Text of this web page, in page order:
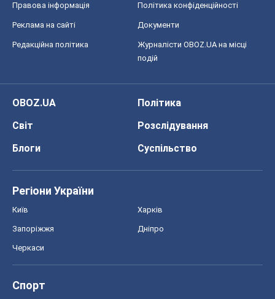
Правова інформація Політика конфіденційності
Реклама на сайті Документи
Редакційна політика
Журналісти OBOZ.UA на місці
подій
OBOZ.UA
Політика
Світ
Розслідування
Блоги
Суспільство
Регіони України
Київ Харків
Запоріжжя Дніпро
Черкаси
Спорт